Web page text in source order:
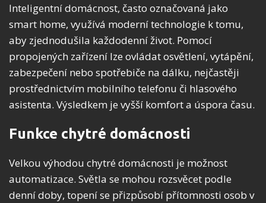
Inteligentní domácnost, často označovaná jako
smart home, využívá moderní technologie k tomu,
aby zjednodušila každodenní život. Pomocí
propojených zařízení lze ovládat osvětlení, vytápění,
zabezpečení nebo spotřebiče na dálku, nejčastěji
prostřednictvím mobilního telefonu či hlasového
asistenta. Výsledkem je vyšší komfort a úspora času.
Funkce chytré domácnosti
Velkou výhodou chytré domácnosti je možnost
automatizace. Světla se mohou rozsvěcet podle
denní doby, topení se přizpůsobí přítomnosti osob v